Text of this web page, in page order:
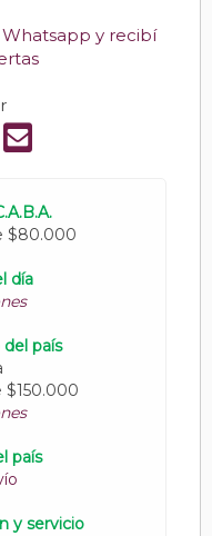
y recibí
$80.000
día
país
$150.000
país
y servicio